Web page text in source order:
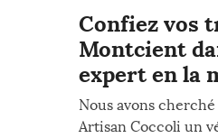
Confiez vos
Montcient
expert en la
Nous avons
Artisan Coccoli un